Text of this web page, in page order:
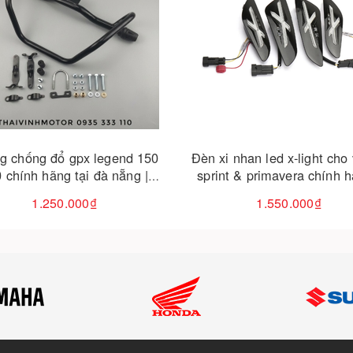
Đèn xi nhan led x-light cho vespa
sprint & primavera chính hãng |
1.550.000₫
Hết hàng
Nhựa xám spacy 125 -
mới tại đà nẵng